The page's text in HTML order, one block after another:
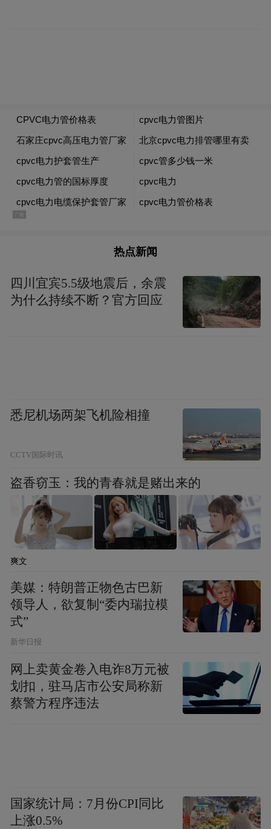
涌入，新的在地文化如何塑造，如何形成可
以匹配“国际张”的文化大IP？再往前一步，
AI时代，文化如何在文旅融合创新的大棋局
中丝滑登场？这些都是题中要义，不止张家
界如此。
凤凰网和张家界大峡谷景区联合主办的“华人国学
2025年4月22日，由凤凰网和张家界大峡谷景
区联合主办的“华人国学大典乙巳春集”，选
择了一个既回应现实、又延伸未来的题目
——“AI时代的诗和远方”。这不是一场只谈
风月的文人雅集，参与的近百位嘉宾，大多
来自天南海北，有久负盛名的诗人、文化学
者，也有引领潮流的文旅专家，还有来自艺
术、非遗、养生等领域的精英达人。而且，
这场开在悬崖之巅的春集，还有一个玩法更
新潮的“姊妹篇”，即“AI峡客吟——2025诗歌
盲盒共创大赛”。
关键问题，恰是“文化如何登场”。
热点新闻
四川宜宾5.5级地震后，余震
为什么持续不断？官方回应
悉尼机场两架飞机险相撞
CCTV国际时讯
盗香窃玉：我的青春就是赌出来的
爽文
美媒：特朗普正物色古巴新
领导人，欲复制“委内瑞拉模
式”
新华日报
网上卖黄金卷入电诈8万元被
划扣，驻马店市公安局称新
蔡警方程序违法
国家统计局：7月份CPI同比
上涨0.5%